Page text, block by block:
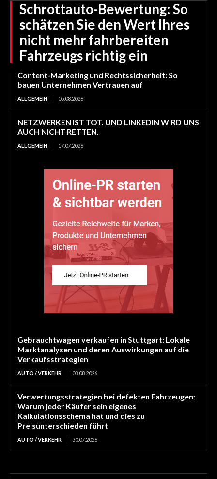
Schrottauto-Bewertung: So
schätzen Sie den Wert Ihres
nicht mehr fahrbereiten
Fahrzeugs richtig ein
Content-Marketing und Rechtssicherheit: So
bauen Unternehmen Vertrauen auf
ALLGEMEIN 05.08.2026
NETZWERKEN IST TOT. UND LINKEDIN WIRD UNS
AUCH NICHT RETTEN.
ALLGEMEIN 17.07.2026
Gebrauchtwagen verkaufen in Stuttgart: Lokale
Marktanalysen und deren Auswirkungen auf die
Verkaufsstrategien
AUTO / VERKEHR 03.08.2026
Verwertungsstrategien bei defekten Fahrzeugen:
Warum jeder Käufer sein eigenes
Kalkulationsschema hat und dies zu
Preisunterschieden führt
AUTO / VERKEHR 30.07.2026